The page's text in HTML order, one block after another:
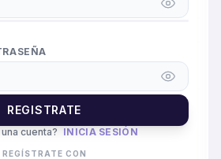
REGISTRATE
cuenta? INICIA SESIÓN
REGÍSTRATE CON